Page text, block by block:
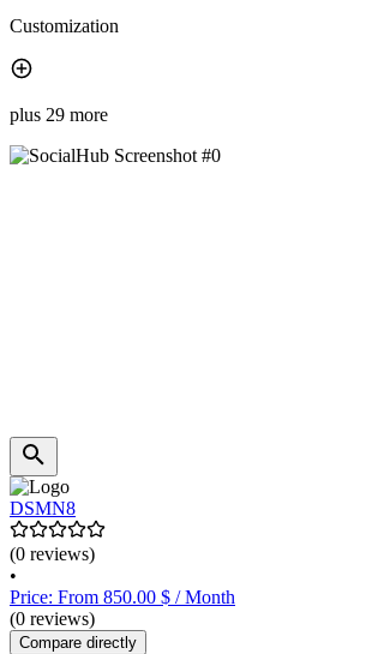
Customization
plus 29 more
DSMN8
(0 reviews)
•
Price: From 850.00 $ / Month
(0 reviews)
Compare directly